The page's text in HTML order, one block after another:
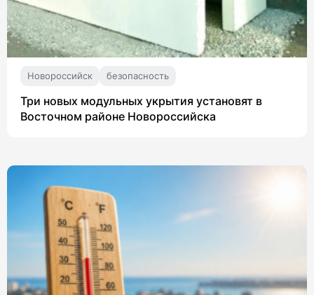
Новороссийск безопасность
Три новых модульных укрытия установят в
Восточном районе Новороссийска